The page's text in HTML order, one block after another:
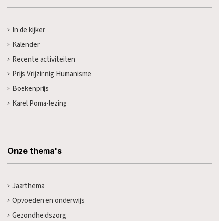
In de kijker
Kalender
Recente activiteiten
Prijs Vrijzinnig Humanisme
Boekenprijs
Karel Poma-lezing
Onze thema's
Jaarthema
Opvoeden en onderwijs
Gezondheidszorg